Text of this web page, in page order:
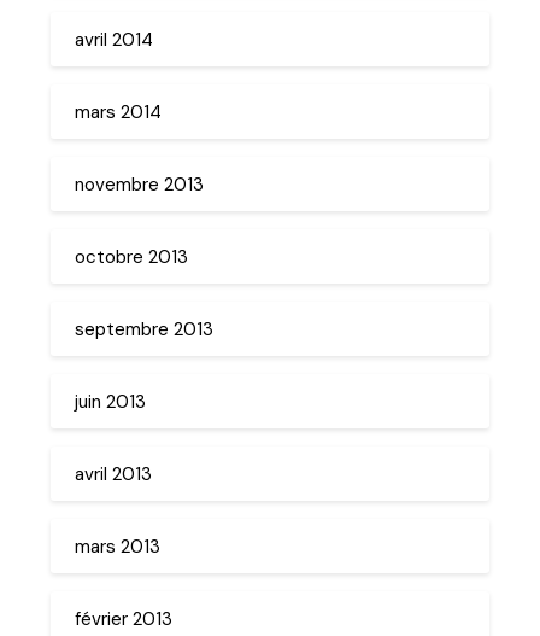
avril 2014
mars 2014
novembre 2013
octobre 2013
septembre 2013
juin 2013
avril 2013
mars 2013
février 2013